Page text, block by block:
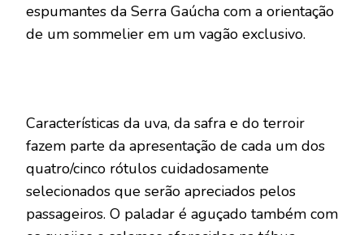
espumantes da Serra Gaúcha com a orientação
de um sommelier em um vagão exclusivo.
Características da uva, da safra e do terroir
fazem parte da apresentação de cada um dos
quatro/cinco rótulos cuidadosamente
selecionados que serão apreciados pelos
passageiros. O paladar é aguçado também com